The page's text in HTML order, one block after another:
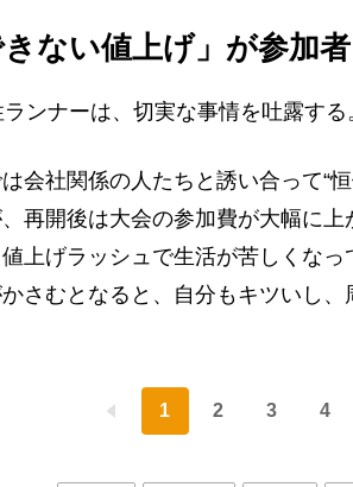
きない値上げ」が参加
ンナーは、切実な事情を吐露する
は会社関係の人たちと誘い合って“
再開後は大会の参加費が大幅に上
上げラッシュで生活が苦しくな
さむとなると、自分もキツいし、
1 2 3 4